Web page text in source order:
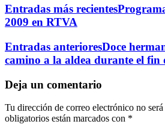
Entradas más recientes
2009 en RTVA
Entradas anterioresDoce
camino a la aldea durante el fin
Deja un comentario
Tu dirección de correo electrónico no
obligatorios están marcados con *